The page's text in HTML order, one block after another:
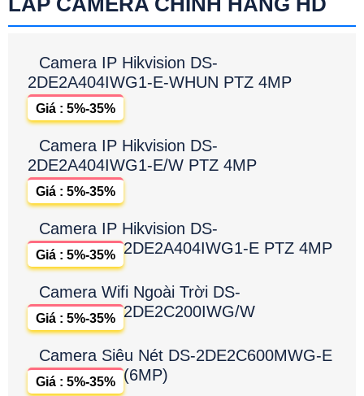
Camera IP Hikvision DS-
2DE2A404IWG1-E-WHUN PTZ 4MP
Giá : 5%-35%
Camera IP Hikvision DS-
2DE2A404IWG1-E/W PTZ 4MP
Giá : 5%-35%
Camera IP Hikvision DS-
2DE2A404IWG1-E PTZ 4MP
Giá : 5%-35%
Camera Wifi Ngoài Trời DS-
2DE2C200IWG/W
Giá : 5%-35%
Camera Siêu Nét DS-2DE2C600MWG-E
(6MP)
Giá : 5%-35%